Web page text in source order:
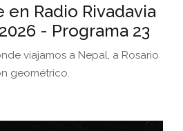
en Radio Rivadavia
- Programa 23
viajamos a Nepal, a Rosario
geométrico.